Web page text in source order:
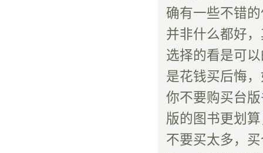
确有一些不错
并非什么都好
选择的看是可
是花钱买后悔
你不要购买台
版的图书更划
不要买太多，